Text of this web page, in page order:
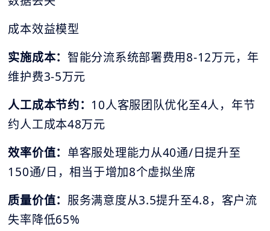
成本效益模型
实施成本： 智能分流系统部署费用8-12万元，年
维护费3-5万元
人工成本节约： 10人客服团队优化至4人，年节
约人工成本48万元
效率价值： 单客服处理能力从40通/日提升至
150通/日，相当于增加8个虚拟坐席
质量价值： 服务满意度从3.5提升至4.8，客户流
失率降低65%